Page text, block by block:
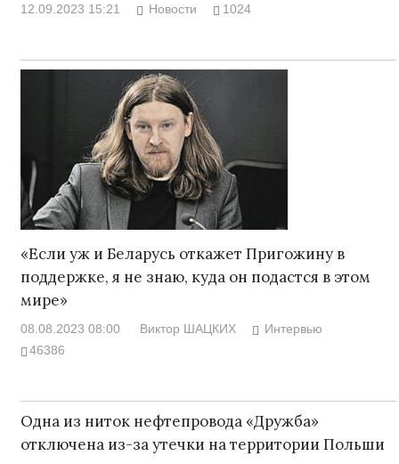
12.09.2023 15:21 Новости 1024
«Если уж и Беларусь откажет Пригожину в
поддержке, я не знаю, куда он подастся в этом
мире»
08.08.2023 08:00 Виктор ШАЦКИХ
Интервью
46386
Одна из ниток нефтепровода «Дружба»
отключена из-за утечки на территории Польши